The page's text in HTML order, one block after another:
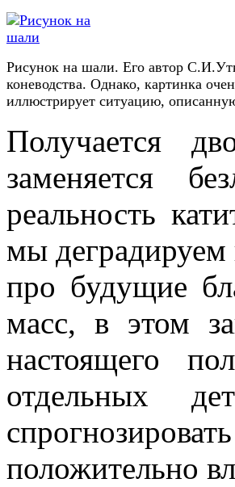
Рисунок на шали. Его автор
коневодства. Однако, картинка
иллюстрирует ситуацию,
Получается
заменяется
реальность
мы деградируем
про будущие
масс, в этом
настоящего
отдельных
положительно